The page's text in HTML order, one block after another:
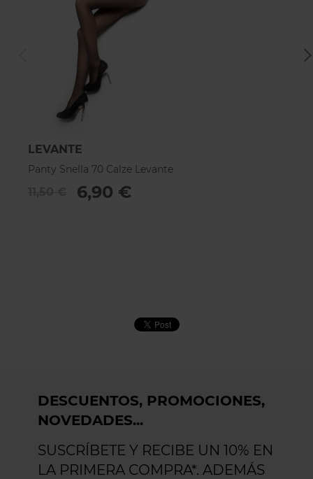
LEVANTE
Panty Snella 70 Calze Levante
6,90 €
DESCUENTOS, PROMOCIONES,
NOVEDADES...
SUSCRÍBETE Y RECIBE UN 10% EN
LA PRIMERA COMPRA*. ADEMÁS